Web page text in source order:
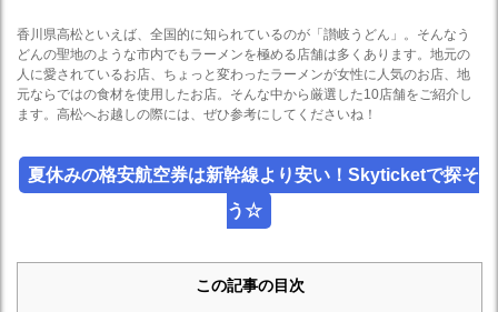
香川県高松といえば、全国的に知られているのが「讃岐うどん」。そんなう
どんの聖地のような市内でもラーメンを極める店舗は多くあります。地元の
人に愛されているお店、ちょっと変わったラーメンが女性に人気のお店、地
元ならではの食材を使用したお店。そんな中から厳選した10店舗をご紹介し
ます。高松へお越しの際には、ぜひ参考にしてくださいね！
夏休みの格安航空券は新幹線より安い！Skyticketで探そ
う☆
この記事の目次